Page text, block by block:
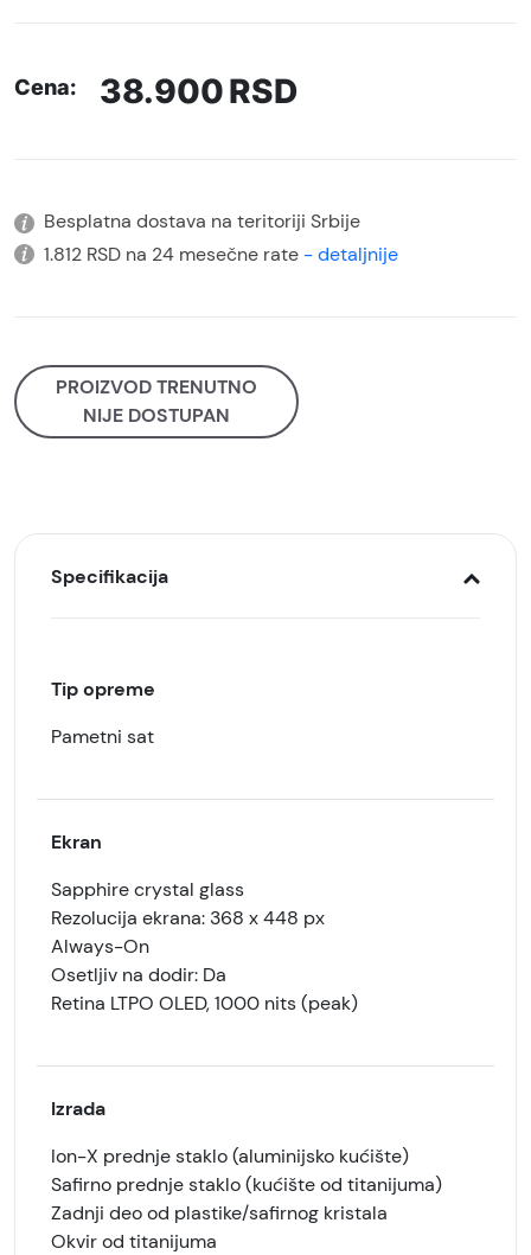
Cena: 38.900RSD
Besplatna dostava na teritoriji Srbije
1.812 RSD na 24 mesečne rate - detaljnije
PROIZVOD TRENUTNO
NIJE DOSTUPAN
Specifikacija
Tip opreme
Pametni sat
Ekran
Sapphire crystal glass
Rezolucija ekrana: 368 x 448 px
Always-On
Osetljiv na dodir: Da
Retina LTPO OLED, 1000 nits (peak)
Izrada
Ion-X prednje staklo (aluminijsko kućište)
Safirno prednje staklo (kućište od titanijuma)
Zadnji deo od plastike/safirnog kristala
Okvir od titanijuma